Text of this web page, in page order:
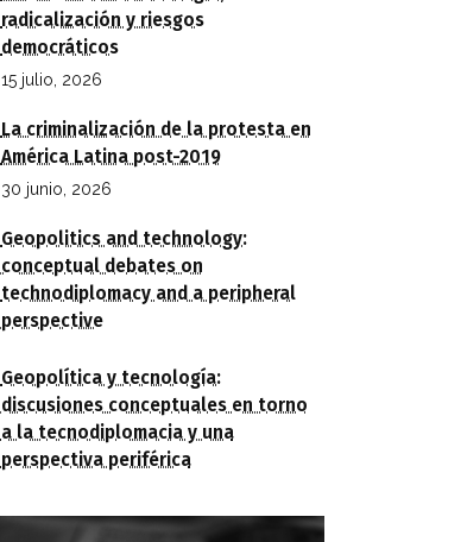
radicalización y riesgos
democráticos
15 julio, 2026
La criminalización de la protesta en
América Latina post-2019
30 junio, 2026
Geopolitics and technology:
conceptual debates on
technodiplomacy and a peripheral
perspective
Geopolítica y tecnología:
discusiones conceptuales en torno
a la tecnodiplomacia y una
perspectiva periférica